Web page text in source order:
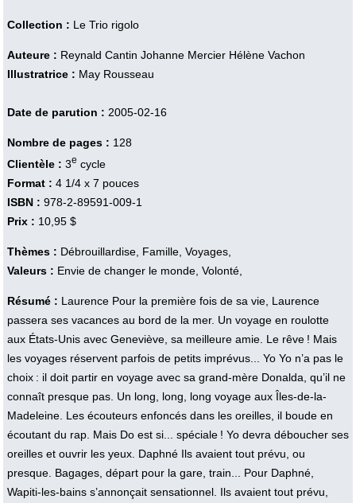
Collection : Le Trio rigolo
Auteure : Reynald Cantin Johanne Mercier Hélène Vachon
Illustratrice : May Rousseau
Date de parution : 2005-02-16
Nombre de pages : 128
Clientèle : 3e cycle
Format : 4 1/4 x 7 pouces
ISBN : 978-2-89591-009-1
Prix : 10,95 $
Thèmes : Débrouillardise, Famille, Voyages,
Valeurs : Envie de changer le monde, Volonté,
Résumé : Laurence Pour la première fois de sa vie, Laurence
passera ses vacances au bord de la mer. Un voyage en roulotte
aux États-Unis avec Geneviève, sa meilleure amie. Le rêve ! Mais
les voyages réservent parfois de petits imprévus... Yo Yo n’a pas le
choix : il doit partir en voyage avec sa grand-mère Donalda, qu’il ne
connaît presque pas. Un long, long, long voyage aux Îles-de-la-
Madeleine. Les écouteurs enfoncés dans les oreilles, il boude en
écoutant du rap. Mais Do est si... spéciale ! Yo devra déboucher ses
oreilles et ouvrir les yeux. Daphné Ils avaient tout prévu, ou
presque. Bagages, départ pour la gare, train... Pour Daphné,
Wapiti-les-bains s’annonçait sensationnel. Ils avaient tout prévu,